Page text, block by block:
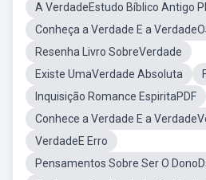
A VerdadeEstudo Bíblico Antigo
Conheça a Verdade E a
Resenha Livro SobreVerdade
Existe UmaVerdade Absoluta
Inquisição Romance EspiritaPDF
Conhece a Verdade E a
VerdadeE Erro
Pensamentos Sobre Ser O